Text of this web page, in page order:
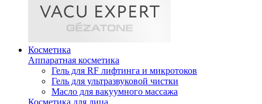
Косметика
Аппаратная косметика
Гель для RF лифтинга и микротоков
Гель для ультразвуковой чистки
Масло для вакуумного массажа
Косметика для лица